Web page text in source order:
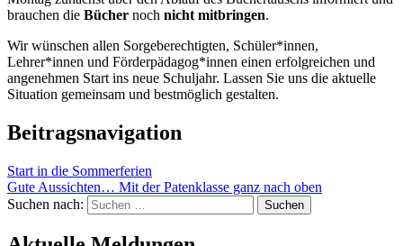
brauchen die Bücher noch nicht mitbringen.
Wir wünschen allen Sorgeberechtigten, Schüler*innen,
Lehrer*innen und Förderpädagog*innen einen erfolgreichen und
angenehmen Start ins neue Schuljahr. Lassen Sie uns die aktuelle
Situation gemeinsam und bestmöglich gestalten.
Beitragsnavigation
Start in die Sommerferien
Gute Aussichten… Mit der Patenklasse ganz nach oben
Suchen nach: